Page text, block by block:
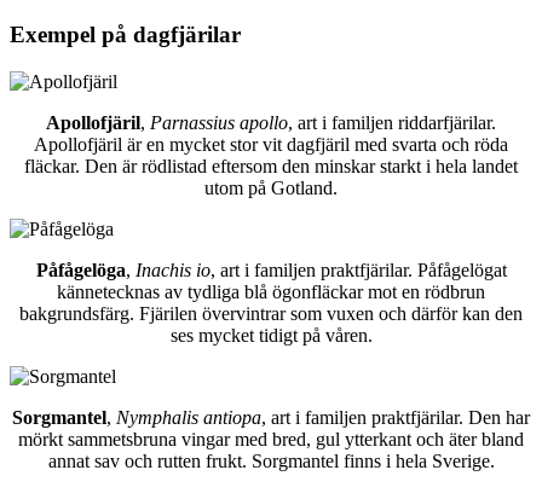
Exempel på dagfjärilar
Apollofjäril, Parnassius apollo, art i familjen riddarfjärilar.
Apollofjäril är en mycket stor vit dagfjäril med svarta och röda
fläckar. Den är rödlistad eftersom den minskar starkt i hela landet
utom på Gotland.
Påfågelöga, Inachis io, art i familjen praktfjärilar. Påfågelögat
kännetecknas av tydliga blå ögonfläckar mot en rödbrun
bakgrundsfärg. Fjärilen övervintrar som vuxen och därför kan den
ses mycket tidigt på våren.
Sorgmantel, Nymphalis antiopa, art i familjen praktfjärilar. Den har
mörkt sammetsbruna vingar med bred, gul ytterkant och äter bland
annat sav och rutten frukt. Sorgmantel finns i hela Sverige.